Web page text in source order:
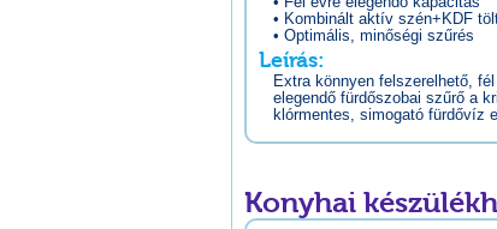
• Kombinált aktív szén+KDF
• Optimális, minőségi szűrés
Leírás:
Extra könnyen felszerelhető,
elegendő fürdőszobai szűrő a
klórmentes, simogató fürdővíz
Konyhai